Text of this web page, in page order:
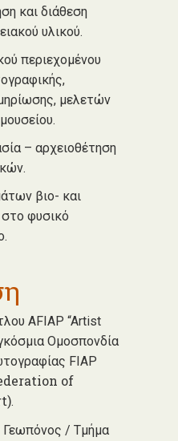
και διάθεση
υλικού.
περιεχομένου
μελετών
– αρχειοθέτηση
βιο- και
φυσικό
AFIAP “Artist
Ομοσπονδία
FIAP
of
.
Γεωπόνος / Tμήμα